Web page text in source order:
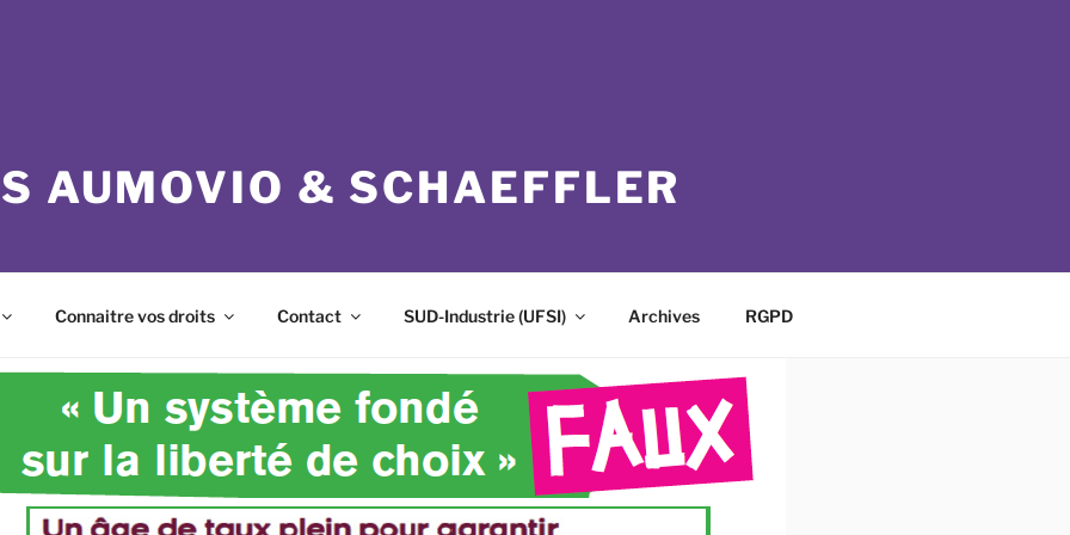
AUMOVIO & SCHAEFFLER
Connaitre vos droits Contact SUD-Industrie (UFSI) Archives RGPD